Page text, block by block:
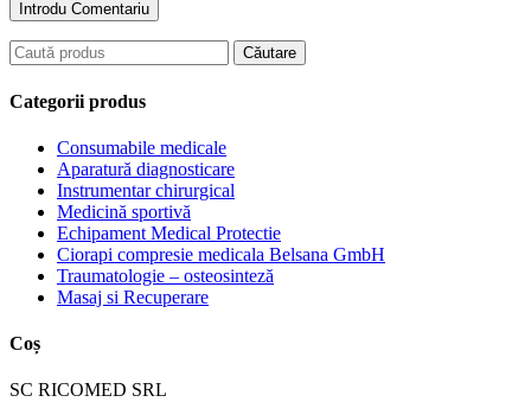
Categorii produs
Consumabile medicale
Aparatură diagnosticare
Instrumentar chirurgical
Medicină sportivă
Echipament Medical Protectie
Ciorapi compresie medicala Belsana GmbH
Traumatologie – osteosinteză
Masaj si Recuperare
Coș
SC RICOMED SRL